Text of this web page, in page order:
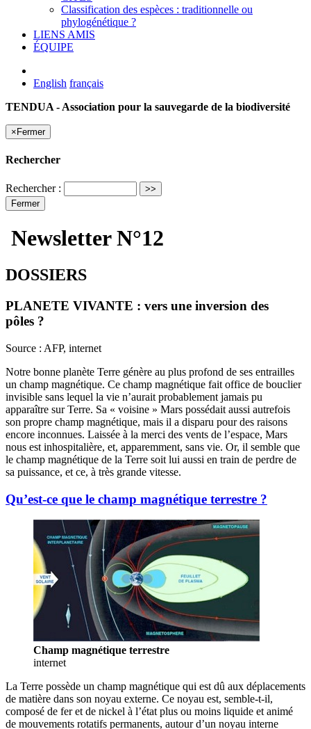
Classification des espèces : traditionnelle ou
phylogénétique ?
LIENS AMIS
ÉQUIPE
English français
TENDUA - Association pour la sauvegarde de la biodiversité
× Fermer
Rechercher
Rechercher :
Fermer
Newsletter N°12
DOSSIERS
PLANETE VIVANTE : vers une inversion des
pôles ?
Source : AFP, internet
Notre bonne planète Terre génère au plus profond de ses entrailles
un champ magnétique. Ce champ magnétique fait office de bouclier
invisible sans lequel la vie n’aurait probablement jamais pu
apparaître sur Terre. Sa « voisine » Mars possédait aussi autrefois
son propre champ magnétique, mais il a disparu pour des raisons
encore inconnues. Laissée à la merci des vents de l’espace, Mars
nous est inhospitalière, et, apparemment, sans vie. Or, il semble que
le champ magnétique de la Terre soit lui aussi en train de perdre de
sa puissance, et ce, à très grande vitesse.
Qu’est-ce que le champ magnétique terrestre ?
Champ magnétique terrestre
internet
La Terre possède un champ magnétique qui est dû aux déplacements
de matière dans son noyau externe. Ce noyau est, semble-t-il,
composé de fer et de nickel à l’état plus ou moins liquide et animé
de mouvements rotatifs permanents, autour d’un noyau interne